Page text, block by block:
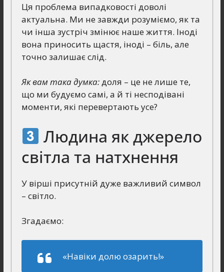
Ця проблема випадковості доволі
актуальна. Ми не завжди розуміємо, як та
чи інша зустріч змінює наше життя. Іноді
вона приносить щастя, іноді – біль, але
точно залишає слід.
Як вам така думка:доля – це не лише те,
що ми будуємо самі, а й ті несподівані
моменти, які перевертають усе?
Людина як джерело
світла та натхнення
У вірші присутній дуже важливий символ
– світло.
Згадаємо:
«Навіки долю озарить!»